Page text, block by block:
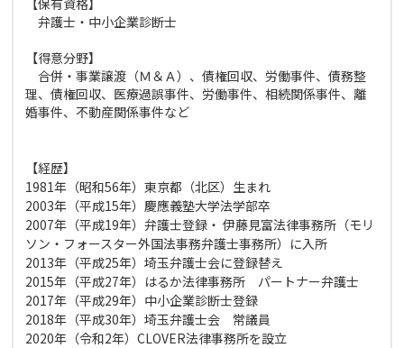
弁護士・中小企業診断士
【得意分野】
合併・事業譲渡（Ｍ＆Ａ）、債権回収、労働事件、債務整
理、債権回収、医療過誤事件、労働事件、相続関係事件、離
婚事件、不動産関係事件など
【経歴】
1981年（昭和56年）東京都（北区）生まれ
2003年（平成15年）慶應義塾大学法学部卒
2007年（平成19年）弁護士登録・ 伊藤見富法律事務所（モリ
ソン・フォースター外国法事務弁護士事務所）に入所
2013年（平成25年）埼玉弁護士会に登録替え
2015年（平成27年）はるか法律事務所 パートナー弁護士
2017年（平成29年）中小企業診断士登録
2018年（平成30年）埼玉弁護士会 常議員
2020年（令和2年）CLOVER法律事務所を設立